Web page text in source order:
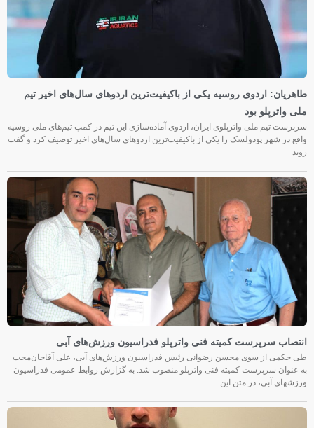
طاهریان: اردوی روسیه یکی از باکیفیت‌ترین اردوهای سال‌های اخیر تیم
ملی واترپلو بود
سرپرست تیم ملی واترپلوی ایران، اردوی آماده‌سازی این تیم در کمپ تیم‌های ملی روسیه
واقع در شهر پودولسک را یکی از باکیفیت‌ترین اردوهای سال‌های اخیر توصیف کرد و گفت
روند
انتصاب سرپرست کمیته فنی واترپلو فدراسیون ورزش‌های آبی
طی حکمی از سوی محسن رضوانی رئیس فدراسیون ورزش‌های آبی، علی آقاجان‌محب
به عنوان سرپرست کمیته فنی واترپلو منصوب شد. به گزارش روابط عمومی فدراسیون
ورزشهای آبی، در متن این